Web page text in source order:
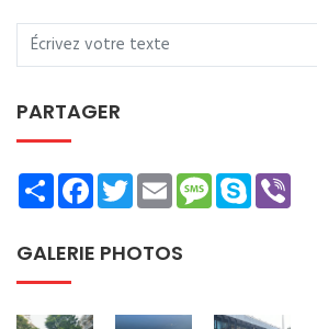
PARTAGER
ShareFacebookTwitterEmailMessage
Skype
GALERIE PHOTOS